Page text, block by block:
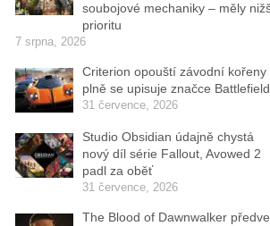
soubojové mechaniky – měly
prioritu
7 srpna, 2026
Criterion opouští závodní kořeny
plně se upisuje značce Battlefield
31 července, 2026
Studio Obsidian údajně chystá
nový díl série Fallout, Avowed 2
padl za oběť
31 července, 2026
The Blood of Dawnwalker